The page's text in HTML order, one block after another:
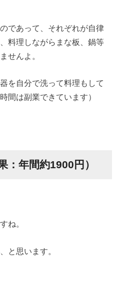
であって、それぞれが自律
料理しながらまな板、鍋等
せんよ。
を自分で洗って料理もして
間は副業できています）
：年間約1900円）
ね。
、と思います。